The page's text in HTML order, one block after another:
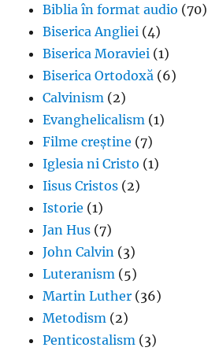
Biblia în format audio (70)
Biserica Angliei (4)
Biserica Moraviei (1)
Biserica Ortodoxă (6)
Calvinism (2)
Evanghelicalism (1)
Filme creștine (7)
Iglesia ni Cristo (1)
Iisus Cristos (2)
Istorie (1)
Jan Hus (7)
John Calvin (3)
Luteranism (5)
Martin Luther (36)
Metodism (2)
Penticostalism (3)